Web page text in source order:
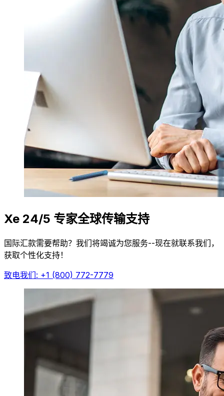
Xe 24/5 专家全球传输支持
国际汇款需要帮助？我们将竭诚为您服务--现在就联系我们，
获取个性化支持！
致电我们: +1 (800) 772-7779